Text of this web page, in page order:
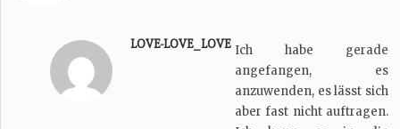
LOVE-LOVE_LOVE Ich habe gerade
angefangen, es
anzuwenden, es lässt sich
aber fast nicht auftragen.